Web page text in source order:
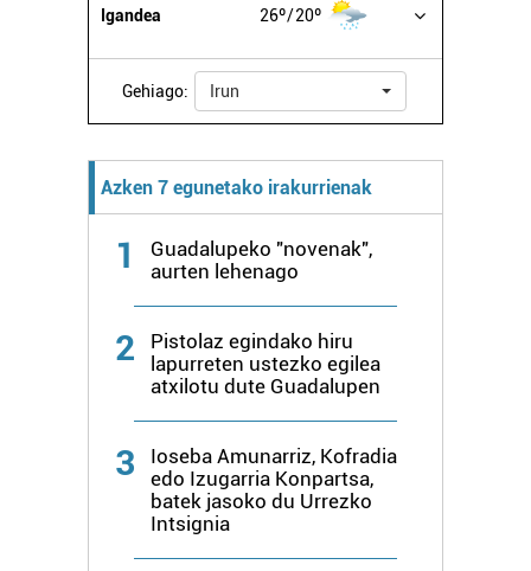
Igandea 26º 20º
Gehiago: Irun
Azken 7 egunetako irakurrienak
1
Guadalupeko "novenak",
aurten lehenago
2
Pistolaz egindako hiru
lapurreten ustezko egilea
atxilotu dute Guadalupen
3
Ioseba Amunarriz, Kofradia
edo Izugarria Konpartsa,
batek jasoko du Urrezko
Intsignia